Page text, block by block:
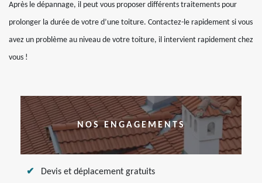
Après le dépannage, il peut vous proposer différents traitements pour
prolonger la durée de votre d’une toiture. Contactez-le rapidement si vous
avez un problème au niveau de votre toiture, il intervient rapidement chez
vous !
NOS ENGAGEMENTS
Devis et déplacement gratuits